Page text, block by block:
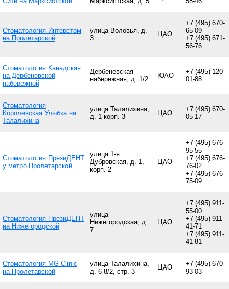
Стоматология Интерстом
на Пролетарской
улица Воловья, д.
3
ЦАО
+7 (495) 670-
65-09
+7 (495) 671-
56-76
Стоматология Канадская
на Дербеневской
набережной
Дербеневская
набережная, д. 1/2
ЮАО
+7 (495) 120-
01-88
Стоматология
Королевская Улыбка на
Талалихина
улица Талалихина,
д. 1 корп. 3
ЦАО
+7 (495) 670-
05-17
Стоматология ПрезиДЕНТ
у метро Пролетарской
улица 1-я
Дубровская, д. 1,
корп. 2
ЦАО
+7 (495) 676-
95-55
+7 (495) 676-
76-02
+7 (495) 676-
75-09
Стоматология ПрезиДЕНТ
на Нижегородской
улица
Нижегородская, д.
7
ЦАО
+7 (495) 911-
55-00
+7 (495) 911-
41-71
+7 (495) 911-
41-81
Стоматология MG Clinic
на Пролетарской
улица Талалихина,
д. 6-8/2, стр. 3
ЦАО
+7 (495) 670-
93-03